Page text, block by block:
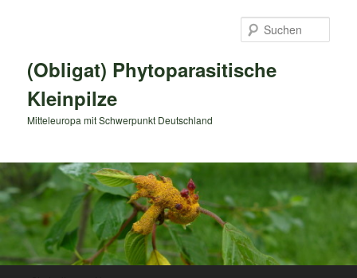
(Obligat) Phytoparasitische
Kleinpilze
Mitteleuropa mit Schwerpunkt Deutschland